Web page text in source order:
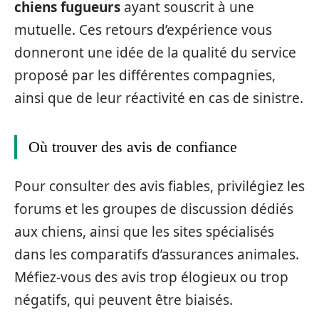
chiens fugueurs ayant souscrit à une
mutuelle. Ces retours d’expérience vous
donneront une idée de la qualité du service
proposé par les différentes compagnies,
ainsi que de leur réactivité en cas de sinistre.
Où trouver des avis de confiance
Pour consulter des avis fiables, privilégiez les
forums et les groupes de discussion dédiés
aux chiens, ainsi que les sites spécialisés
dans les comparatifs d’assurances animales.
Méfiez-vous des avis trop élogieux ou trop
négatifs, qui peuvent être biaisés.